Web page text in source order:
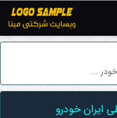
...
ایران خودرو